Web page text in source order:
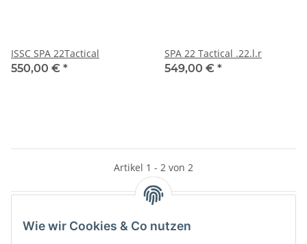
Wie wir Cookies & Co nutzen
ISSC SPA 22Tactical
550,00 € *
SPA 22 Tactical .22.l.r
549,00 € *
Artikel 1 - 2 von 2